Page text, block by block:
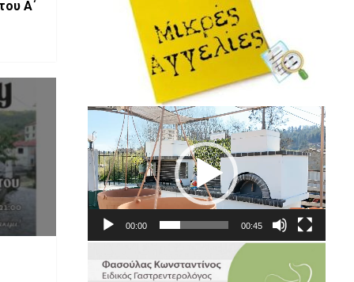
Α΄
Πρόγραμμα
Αναπαραγωγής
Βίντεο
00:00 00:45